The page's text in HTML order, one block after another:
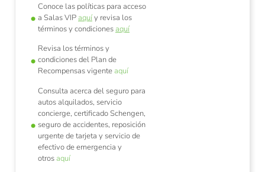
Conoce las políticas para acceso
a Salas VIPaquíy revisa los
términos y condicionesaquí
Revisa los términos y
condiciones del Plan de
Recompensas vigenteaquí
Consulta acerca del seguro para
autos alquilados, servicio
concierge, certificado Schengen,
seguro de accidentes, reposición
urgente de tarjeta y servicio de
efectivo de emergencia y
otrosaquí